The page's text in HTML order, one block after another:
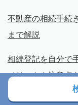
不動産の相続手続
まで解説
相続登記を自分で
メリットや注意点
相続登記にかかる